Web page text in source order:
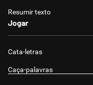
Resumir texto
Jogar
Cata-letras
Caça-palavras